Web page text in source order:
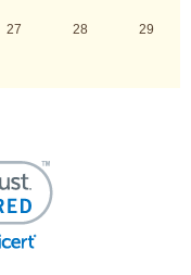
27 28 29